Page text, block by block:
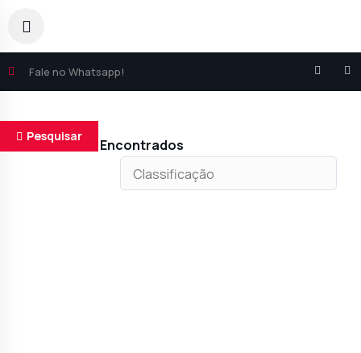
Fale no Whatsapp!
Pesquisar
Resultados Encontrados